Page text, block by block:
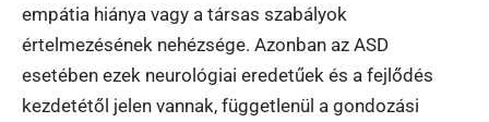
empátia hiánya vagy a társas szabályok
értelmezésének nehézsége. Azonban az ASD
esetében ezek neurológiai eredetűek és a fejlődés
kezdetétől jelen vannak, függetlenül a gondozási